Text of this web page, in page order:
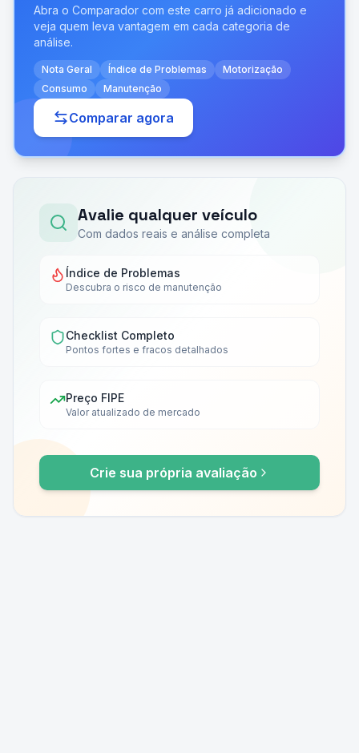
Abra o Comparador com este carro já adicionado e
veja quem leva vantagem em cada categoria de
análise.
Nota Geral Índice de Problemas
Motorização
Consumo
Manutenção
Comparar agora
Avalie qualquer veículo
Com dados reais e análise completa
Índice de Problemas
Descubra o risco de manutenção
Checklist Completo
Pontos fortes e fracos detalhados
Preço FIPE
Valor atualizado de mercado
Crie sua própria avaliação